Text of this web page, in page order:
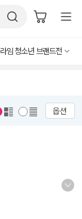
임 청소년 브랜드전
옵션